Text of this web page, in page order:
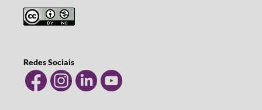
Redes Sociais